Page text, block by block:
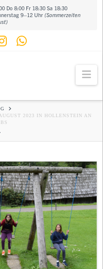
Do 8:00 Fr 18:30 Sa 18:30
9–12 Uhr (Sommerzeiten
2023 IN HOLLENSTEIN AN